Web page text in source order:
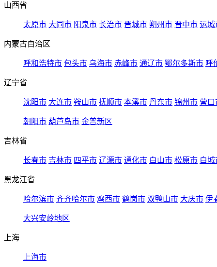
山西省
太原市 大同市 阳泉市 长治市 晋城市 朔州市 晋中市 运城
内蒙古自治区
呼和浩特市 包头市 乌海市 赤峰市 通辽市 鄂尔多斯市 呼
辽宁省
沈阳市 大连市 鞍山市 抚顺市 本溪市 丹东市 锦州市 营口
朝阳市 葫芦岛市 金普新区
吉林省
长春市 吉林市 四平市 辽源市 通化市 白山市 松原市 白城
黑龙江省
哈尔滨市 齐齐哈尔市 鸡西市 鹤岗市 双鸭山市 大庆市 伊
大兴安岭地区
上海
上海市